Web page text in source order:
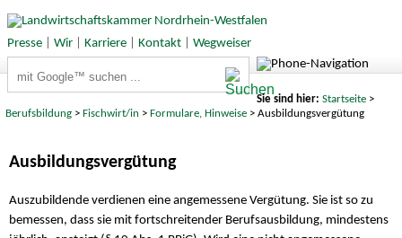
Presse| Wir| Karriere| Kontakt| Wegweiser
Sie sind hier: Startseite>
Berufsbildung >Fischwirt/in >Formulare, Hinweise > Ausbildungsvergütung
Ausbildungsvergütung
Auszubildende verdienen eine angemessene Vergütung. Sie ist so zu
bemessen, dass sie mit fortschreitender Berufsausbildung, mindestens